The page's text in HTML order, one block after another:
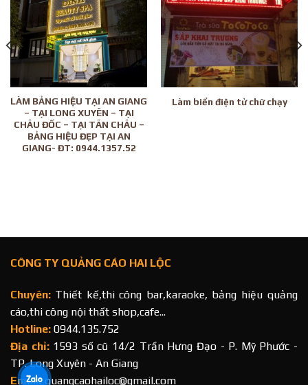
LÀM BẢNG HIỆU TẠI AN GIANG
– TẠI LONG XUYÊN – TẠI
CHÂU ĐỐC – TẠI TÂN CHÂU –
BẢNG HIỆU ĐẸP TẠI AN
GIANG- ĐT: 0944.1357.52
Làm biển điện tử chữ chạy
CÔNG TY QUẢNG CÁO HAI LỘC
Chuyên: Thiết kế,thi công bar,karaoke, bảng hiệu quảng
cáo,thi công nội thất shop,cafe...
Hotline: 0944.135.752
Địa chỉ: 1593 số cũ 14/2 Trần Hưng Đạo - P. Mỹ Phước -
TP. Long Xuyên - An Giang
Email: quangcaohailoc@gmail.com